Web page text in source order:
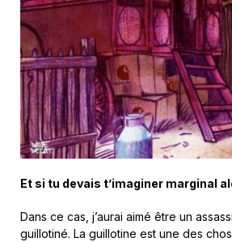
Et si tu devais t’imaginer marginal
Dans ce cas, j’aurai aimé être un
guillotiné. La guillotine est une des